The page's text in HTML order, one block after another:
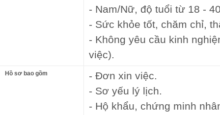
- Nam/Nữ, độ tuổi từ 18 -
- Sức khỏe tốt, chăm chỉ,
- Không yêu cầu kinh
việc).
Hồ sơ bao gồm
- Đơn xin việc.
- Sơ yếu lý lịch.
- Hộ khẩu, chứng minh